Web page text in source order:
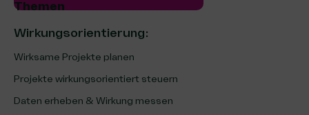
Themen
Wirkungsorientierung:
Wirksame Projekte planen
Projekte wirkungsorientiert steuern
Daten erheben & Wirkung messen